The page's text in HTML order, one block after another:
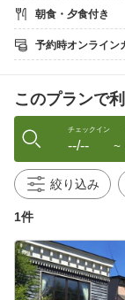
■ デトックス効果
□開始前に断食カウ
□有料オプション（
ウォータ-ヒーリ
アロマハンドマ
■ 腸内環境リセッ
□ナチュラルハーブ
消化や解毒を促す野
ゆるやかに本来の
□からだに優しい自
自然の恵みを味わ
朝食・夕食付き
予約時オンライン
このプランで
チェックイン
--/-- 〜
絞り込み
1件